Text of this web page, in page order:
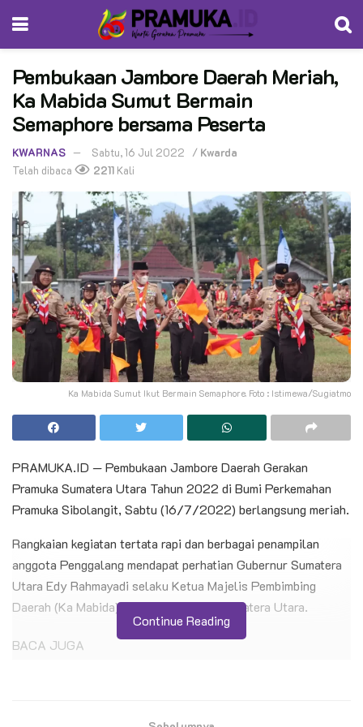
Pembukaan Jambore Daerah Meriah,
Ka Mabida Sumut Bermain
Semaphore bersama Peserta
KWARNAS Sabtu, 16 Jul 2022 / Kwarda
Telah dibaca
2211 Kali
Ka Mabida Sumut Ikut Bermain Semaphore. Foto : Istimewa/Sugiatmo
PRAMUKA.ID — Pembukaan Jambore Daerah Gerakan
Pramuka Sumatera Utara Tahun 2022 di Bumi Perkemahan
Pramuka Sibolangit, Sabtu (16/7/2022) berlangsung meriah.
Rangkaian kegiatan tertata rapi dan berbagai penampilan
anggota Penggalang mendapat perhatian Gubernur Sumatera
Utara Edy Rahmayadi selaku Ketua Majelis Pembimbing
Daerah (Ka Mabida) Gerakan Pramuka Sumatera Utara.
BACA JUGA
Continue Reading